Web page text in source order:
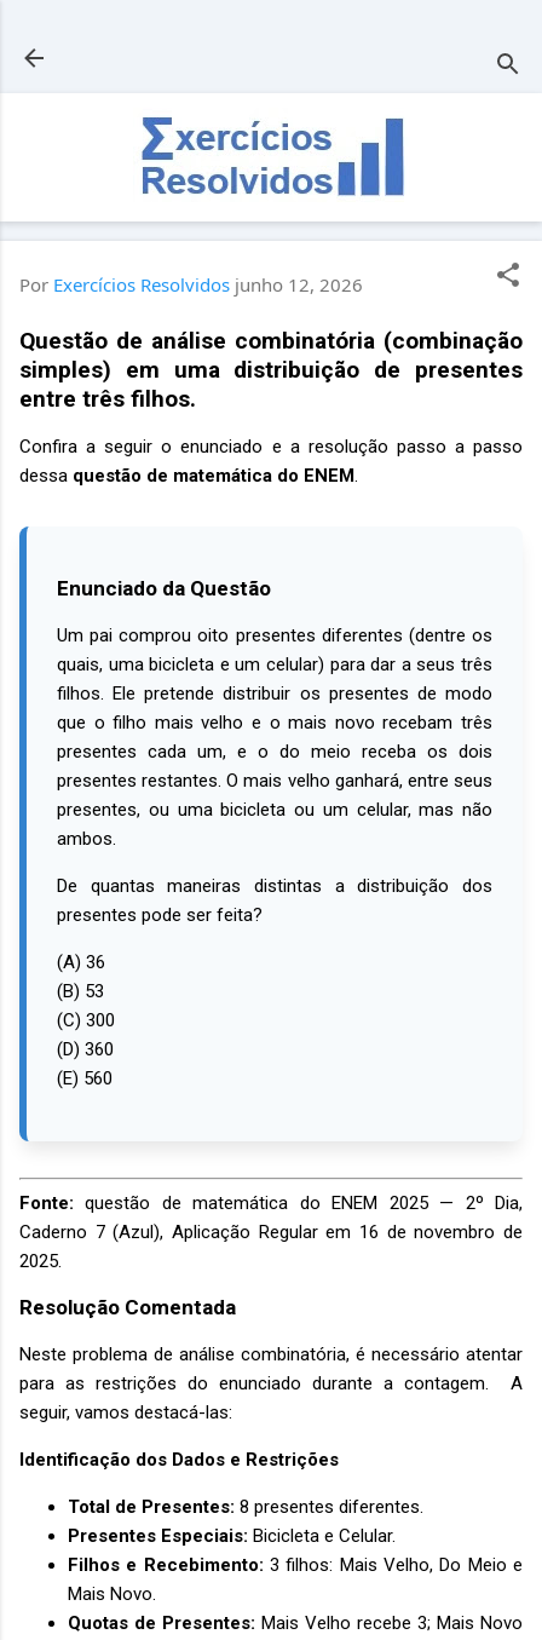
Por Exercícios Resolvidos junho 12, 2026
Questão de análise combinatória (combinação
simples) em uma distribuição de presentes
entre três filhos.
Confira a seguir o enunciado e a resolução passo a passo
dessa questão de matemática do ENEM
Enunciado da Questão
Um pai comprou oito presentes diferentes (dentre os
quais, uma bicicleta e um celular) para dar a seus três
filhos. Ele pretende distribuir os presentes de modo
que o filho mais velho e o mais novo recebam três
presentes cada um, e o do meio receba os dois
presentes restantes. O mais velho ganhará, entre seus
presentes, ou uma bicicleta ou um celular, mas não
ambos.
De quantas maneiras distintas a distribuição dos
presentes pode ser feita?
(A) 36
(B) 53
(C) 300
(D) 360
(E) 560
Fonte:questão de matemática do ENEM 2025 — 2º Dia,
Caderno 7 (Azul), Aplicação Regular em 16 de novembro de
2025.
Resolução Comentada
Neste problema de análise combinatória, é necessário atentar
para as restrições do enunciado durante a contagem. A
seguir, vamos destacá-las:
Identificação dos Dados e Restrições
Total de Presentes: 8 presentes diferentes.
Presentes Especiais: Bicicleta e Celular.
Filhos e Recebimento: 3 filhos: Mais Velho, Do Meio e
Mais Novo.
Quotas de Presentes: Mais Velho recebe 3; Mais Novo